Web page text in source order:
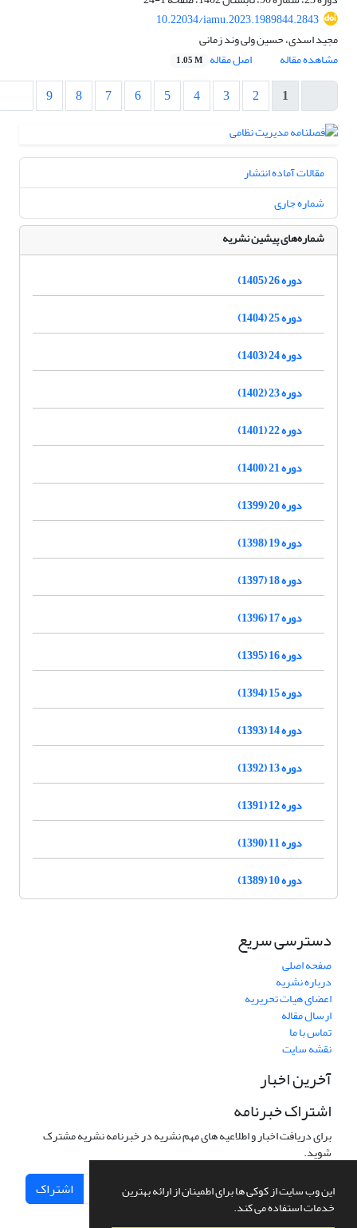
این وب سایت از کوکی ها برای اطمینان از ارائه بهترین
خدمات استفاده می کند.
10.22034/iamu.2023.1989844.2843
مجید اسدی، حسین ولی وند زمانی
مشاهده مقاله
اصل مقاله 1.05 M
1
2
3
4
5
6
7
8
9
مقالات آماده انتشار
شماره جاری
شماره‌های پیشین نشریه
دوره 26 (1405)
دوره 25 (1404)
دوره 24 (1403)
دوره 23 (1402)
دوره 22 (1401)
دوره 21 (1400)
دوره 20 (1399)
دوره 19 (1398)
دوره 18 (1397)
دوره 17 (1396)
دوره 16 (1395)
دوره 15 (1394)
دوره 14 (1393)
دوره 13 (1392)
دوره 12 (1391)
دوره 11 (1390)
دوره 10 (1389)
دسترسی سریع
صفحه اصلی
درباره نشریه
اعضای هیات تحریریه
ارسال مقاله
تماس با ما
نقشه سایت
آخرین اخبار
اشتراک خبرنامه
برای دریافت اخبار و اطلاعیه های مهم نشریه در خبرنامه نشریه مشترک
شوید.
اشتراک